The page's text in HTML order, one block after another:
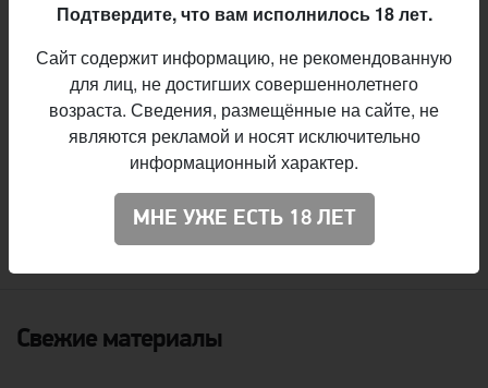
По данным Tesco, за последний год спрос на стауты
вырос на 13% — почти в два раза больше роста
спроса на лагеры. Схожие данные приводит и
компания Kantar Worldpanel.
Вячеслав Радионов
Свежие материалы
Подтвердите, что вам исполнилось 18 лет.
Сайт содержит информацию, не рекомендованную
для лиц, не достигших совершеннолетнего
возраста. Сведения, размещённые на сайте, не
являются рекламой и носят исключительно
информационный характер.
МНЕ УЖЕ ЕСТЬ 18 ЛЕТ